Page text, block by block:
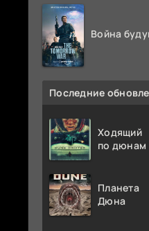
Война
Последние
Ходящий
по дюнам
Планета
Дюна